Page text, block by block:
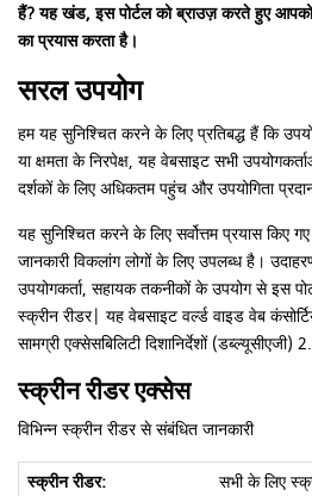
हैं? यह खंड, इस पोर्टल को ब्राउज़ करते हुए
का प्रयास करता है।
सरल उपयोग
हम यह सुनिश्चित करने के लिए प्रतिबद्ध हैं कि
या क्षमता के निरपेक्ष, यह वेबसाइट सभी
दर्शकों के लिए अधिकतम पहुंच और उपयोगिता
यह सुनिश्चित करने के लिए सर्वोत्तम प्रयास किए
जानकारी विकलांग लोगों के लिए उपलब्ध है।
उपयोगकर्ता, सहायक तकनीकों के उपयोग से इस
स्क्रीन रीडर| यह वेबसाइट वर्ल्ड वाइड वेब
सामग्री एक्सेसबिलिटी दिशानिर्देशों
स्क्रीन रीडर एक्सेस
विभिन्न स्क्रीन रीडर से संबंधित जानकारी
सभी के लिए